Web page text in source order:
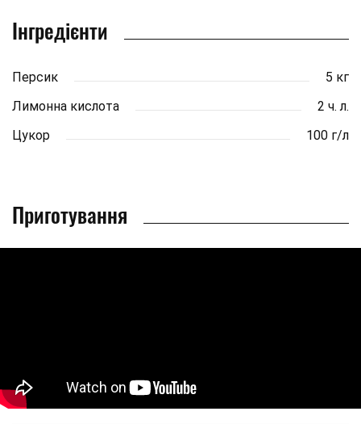
Інгредієнти
Персик
5 кг
Лимонна кислота
2 ч. л.
Цукор
100 г/л
Приготування